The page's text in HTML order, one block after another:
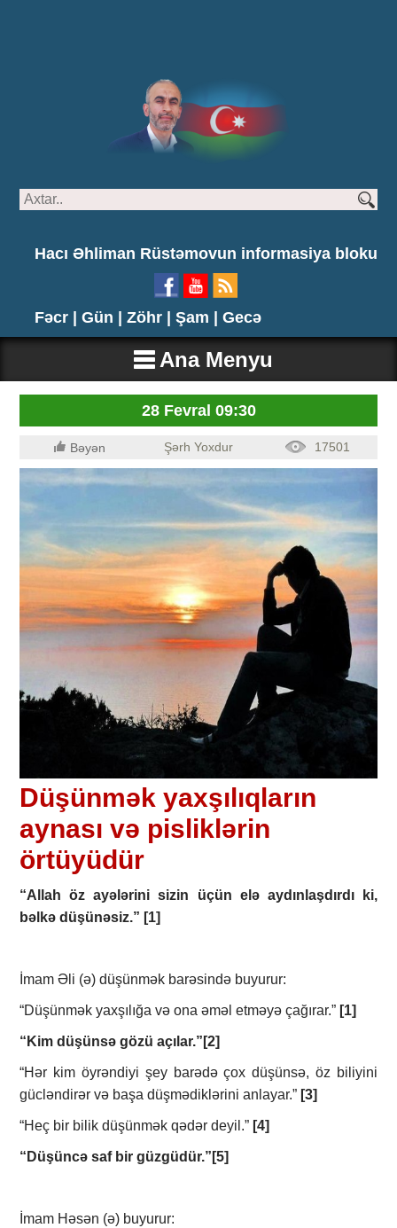
Hacı Əhliman Rüstəmovun informasiya bloku
Fəcr | Gün | Zöhr | Şam | Gecə
Ana Menyu
28 Fevral 09:30
Bəyən Şərh Yoxdur 17501
Düşünmək yaxşılıqların
aynası və pisliklərin
örtüyüdür
“Allah öz ayələrini sizin üçün elə aydınlaşdırdı ki,
bəlkə düşünəsiz.” [1]
İmam Əli (ə) düşünmək barəsində buyurur:
“Düşünmək yaxşılığa və ona əməl etməyə çağırar.” [1]
“Kim düşünsə gözü açılar.” [2]
“Hər kim öyrəndiyi şey barədə çox düşünsə, öz biliyini
gücləndirər və başa düşmədiklərini anlayar.” [3]
“Heç bir bilik düşünmək qədər deyil.” [4]
“Düşüncə saf bir güzgüdür.” [5]
İmam Həsən (ə) buyurur: